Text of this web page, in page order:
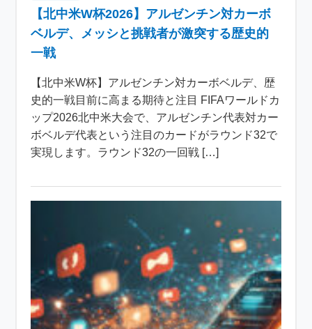
【北中米W杯2026】アルゼンチン対カーボ
ベルデ、メッシと挑戦者が激突する歴史的
一戦
【北中米W杯】アルゼンチン対カーボベルデ、歴
史的一戦目前に高まる期待と注目 FIFAワールドカ
ップ2026北中米大会で、アルゼンチン代表対カー
ボベルデ代表という注目のカードがラウンド32で
実現します。ラウンド32の一回戦 […]